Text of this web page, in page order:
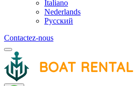
Italiano
Nederlands
Русский
Contactez-nous